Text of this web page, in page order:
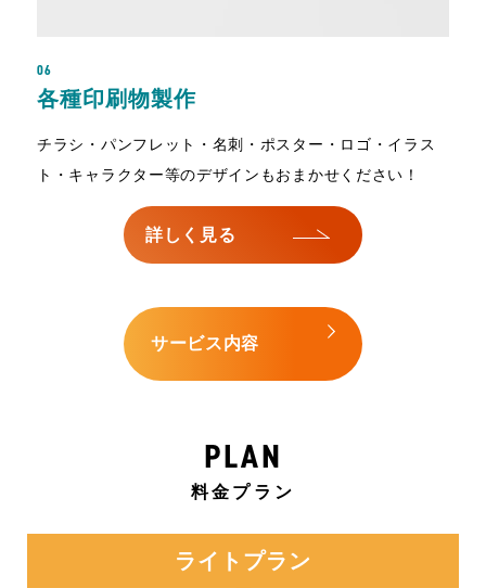
06
各種印刷物製作
チラシ・パンフレット・名刺・ポスター・ロゴ・イラス
ト・キャラクター等のデザインもおまかせください！
詳しく見る
サービス内容
PLAN
料金プラン
ライトプラン